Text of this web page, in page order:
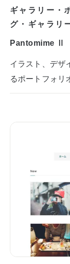
ギャラリー・
グ・ギャラリ
Pantomime Ⅱ
イラスト、デザ
るポートフォリ